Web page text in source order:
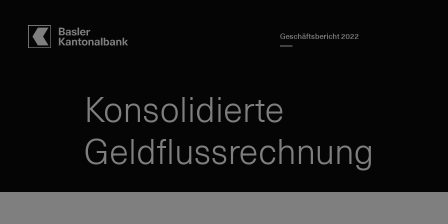
Geschäftsbericht 2022
Konsolidierte
Geldflussrechnung